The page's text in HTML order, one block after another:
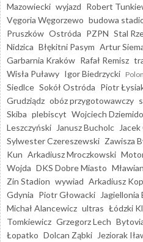
Mazowiecki wyjazd Robert
Vęgoria Węgorzewo budowa
Pruszków Ostróda PZPN Stal
Nidzica Błękitni Pasym Artur
Garbarnia Kraków Rafał Remisz
Wisła Puławy Igor Biedrzycki
Siedlce Sokół Ostróda Piotr
Grudziądz obóz przygotowawczy
Skiba plebiscyt Wojciech
Leszczyński
Janusz Bucholc
Sylwester Czereszewski Zawisza
Kun Arkadiusz Mroczkowski
Wojda DKS Dobre Miasto
Zin Stadion wywiad Arkadiusz
Gdynia Piotr Głowacki Jagiellonia
Michał Alancewicz ultras Łódzki
Tomkiewicz Grzegorz Lech
Łopatko Dolcan Ząbki Jeziorak